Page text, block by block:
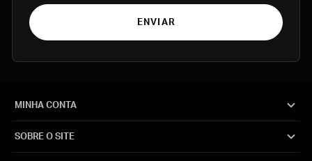
ENVIAR
MINHA CONTA
SOBRE O SITE